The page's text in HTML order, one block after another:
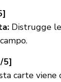
Distrugge
5]
carte